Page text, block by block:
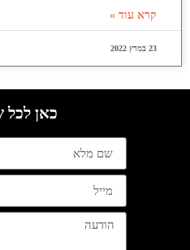
קרא עוד »
23 במרץ 2022
כאן